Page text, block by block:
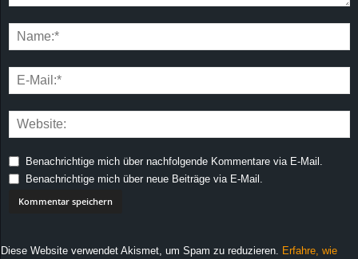
Benachrichtige mich über nachfolgende Kommentare via E-Mail.
Benachrichtige mich über neue Beiträge via E-Mail.
Diese Website verwendet Akismet, um Spam zu reduzieren. Erfahre, wie